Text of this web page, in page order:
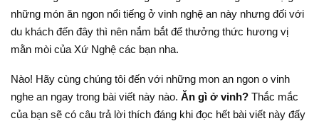
những món ăn ngon nổi tiếng ở vinh nghệ an này nhưng đối với
du khách đến đây thì nên nắm bắt để thưởng thức hương vị
mằn mòi của Xứ Nghệ các bạn nha.
Nào! Hãy cùng chúng tôi đến với những mon an ngon o vinh
nghe an ngay trong bài viết này nào. Ăn gì ở vinh? Thắc mắc
của bạn sẽ có câu trả lời thích đáng khi đọc hết bài viết này đấy